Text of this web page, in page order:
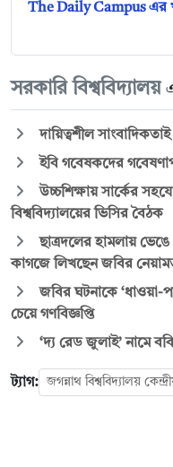
The Daily Campus এর
সরকারি বিশ্ববিদ্যালয়
দায়িত্বশীল
ইবি গবেষকদের
উচ্চশিক্ষায় সার্কের
বিশ্ববিদ্যালয়ের ভিসির বৈঠক
ছাত্রদলের হামলায়
কাগজে লিখছেন জবির
জবির ঘটনাকে ‘ধাওয়া-
চেয়ে গণবিজ্ঞপ্তি
‘দ্য রেড জুলাই’ নামে
ট্যাগ: জগন্নাথ বিশ্ববিদ্যালয়